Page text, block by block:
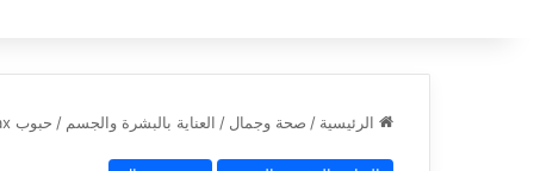
الرئيسية / صحة وجمال / العناية بالبشرة والجسم / حبوب dulcolax للتنحيف